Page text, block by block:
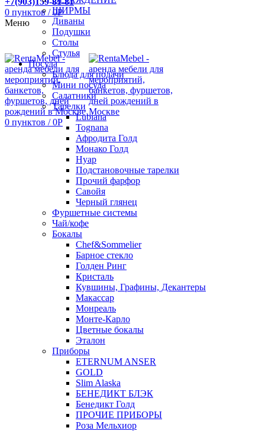
0 пунктов / 0Р
Меню
0 пунктов / 0Р
ШИРМЫ
Диваны
Подушки
Столы
Стулья
Посуда
Блюда для подачи
Мини посуда
Салатники
Тарелки
Lubiana
Tognana
Афродита Голд
Монако Голд
Нуар
Подстановочные тарелки
Прочий фарфор
Савойя
Черный глянец
Фуршетные системы
Чай/кофе
Бокалы
Chef&Sommelier
Барное стекло
Голден Ринг
Кристаль
Кувшины, Графины, Декантеры
Макассар
Монреаль
Монте-Карло
Цветные бокалы
Эталон
Приборы
ETERNUM ANSER
GOLD
Slim Alaska
БЕНЕДИКТ БЛЭК
Бенедикт Голд
ПРОЧИЕ ПРИБОРЫ
Роза Мельхиор